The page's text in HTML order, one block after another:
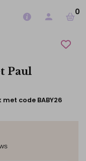
0
Paul
code BABY26